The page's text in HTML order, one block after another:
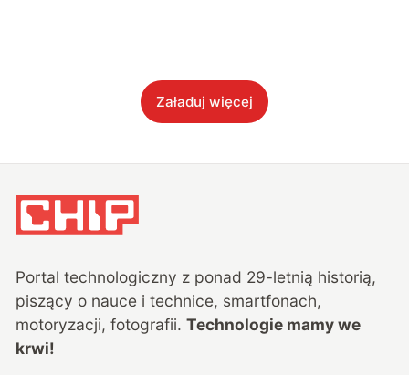
Załaduj więcej
Portal technologiczny z ponad 29-letnią historią,
piszący o nauce i technice, smartfonach,
motoryzacji, fotografii. Technologie mamy we
krwi!